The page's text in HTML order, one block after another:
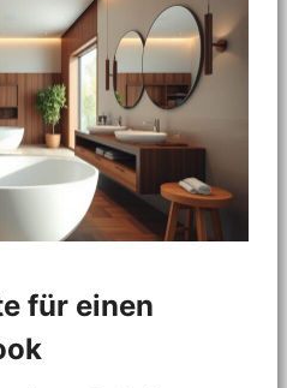
für einen